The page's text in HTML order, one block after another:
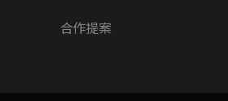
合作提案